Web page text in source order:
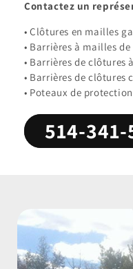
Contactez un
• Clôtures en mailles
• Barrières à mailles
• Barrières de clôtures
• Barrières de clôtures
• Poteaux de protection
514-